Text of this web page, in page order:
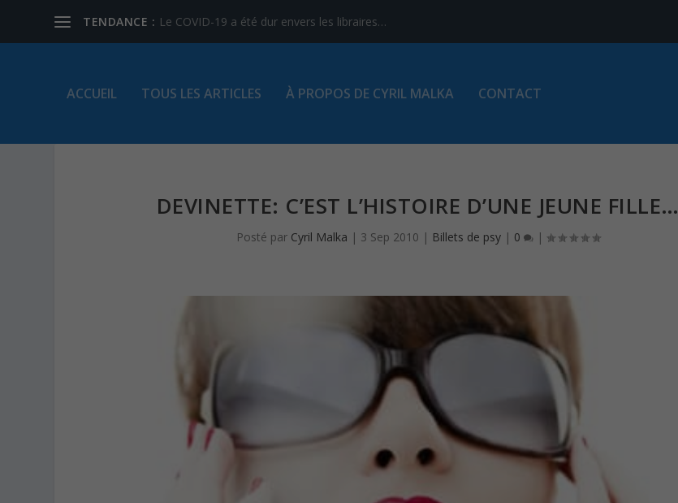
TENDANCE : Le COVID-19 a été dur envers les libraires…
ACCUEIL TOUS LES ARTICLES À PROPOS DE CYRIL MALKA CONTACT
DEVINETTE: C’EST L’HISTOIRE D’UNE JEUNE FILLE…
Posté par Cyril Malka | 3 Sep 2010 | Billets de psy| 0 |